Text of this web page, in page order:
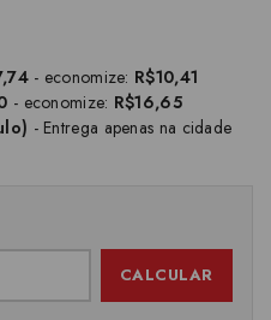
- economize: R$10,41
- economize: R$16,65
- Entrega apenas na cidade
CALCULAR